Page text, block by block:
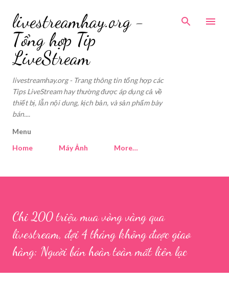
livestreamhay.org -
Tổng hợp Tip
LiveStream
livestreamhay.org - Trang thông tin tổng hợp các
Tips LiveStream hay thường được áp dụng cả về
thiết bị, lẫn nội dung, kịch bản, và sản phẩm bày
bán....
Menu
Home
Máy Ảnh More…
Chi 200 triệu mua vòng vàng qua
livestream, đợi 4 tháng không được giao
hàng: Người bán hoàn toàn mất liên lạc